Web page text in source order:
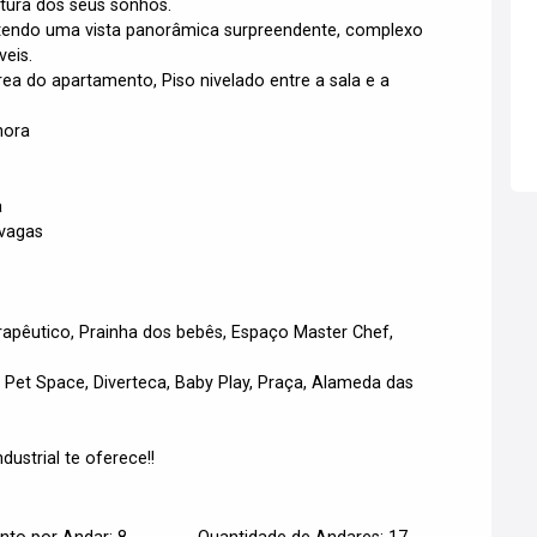
dos seus sonhos.
uma vista panorâmica surpreendente, complexo
do apartamento, Piso nivelado entre a sala e a
Prainha dos bebês, Espaço Master Chef,
Space, Diverteca, Baby Play, Praça, Alameda das
te oferece!!